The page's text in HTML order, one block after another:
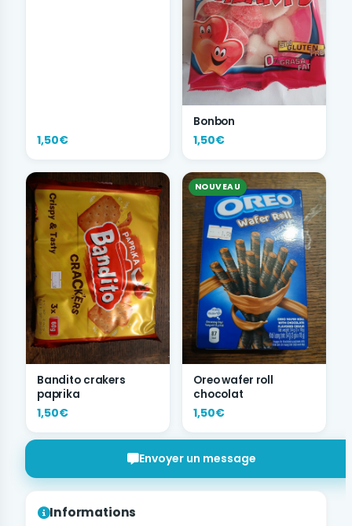
1,50€
Bonbon
1,50€
Bandito crakers
paprika
1,50€
NOUVEAU
Oreo wafer roll
chocolat
1,50€
Envoyer un message
Informations